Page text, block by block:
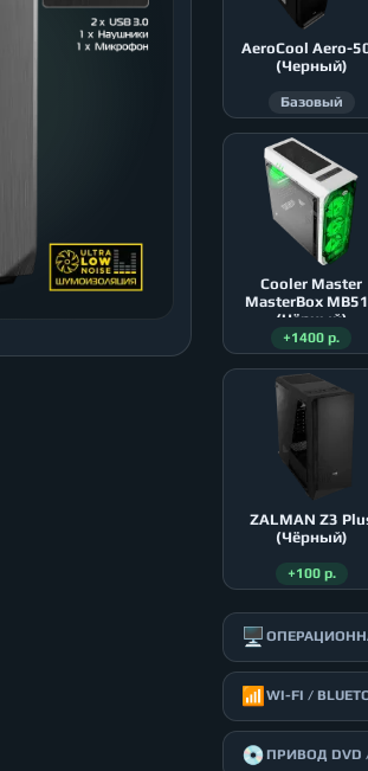
AeroСool Aero-
(Черный)
Базовый
Cooler Master
MasterBox
(Чёрный)
+1400 р.
ZALMAN Z3
(Чёрный)
+100 р.
🖥️
📶 WI-FI /
💿 ПРИВОД DVD